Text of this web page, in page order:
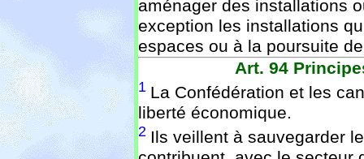
aménager des installations
exception les installations
espaces ou à la poursuite
Art. 94
1 La Confédération et les
liberté économique.
2 Ils veillent à sauvegarder